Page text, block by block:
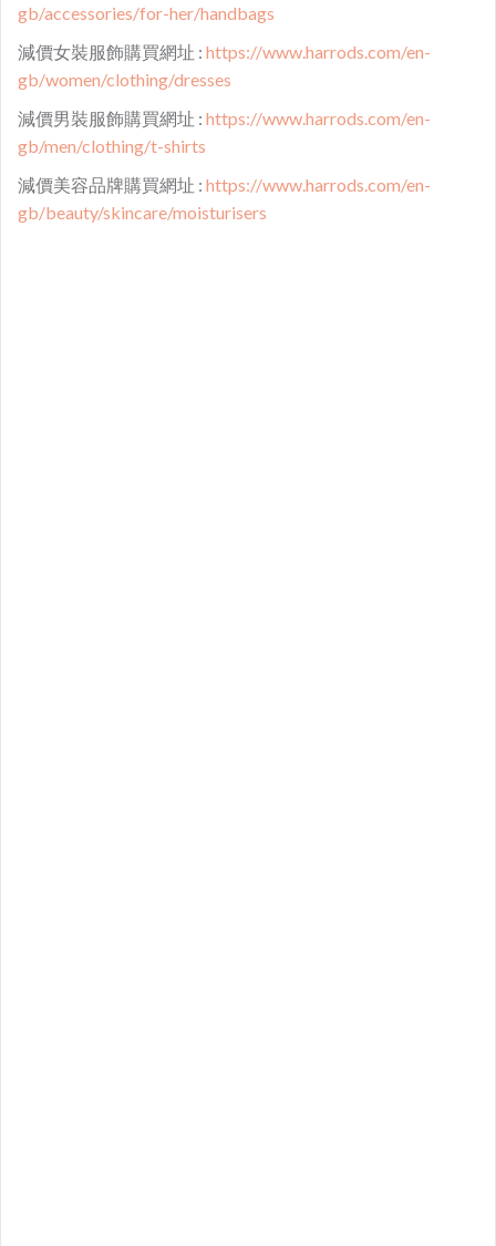
gb/accessories/for-her/handbags
減價女裝服飾購買網址 : https://www.harrods.com/en-
gb/women/clothing/dresses
減價男裝服飾購買網址 : https://www.harrods.com/en-
gb/men/clothing/t-shirts
減價美容品牌購買網址 : https://www.harrods.com/en-
gb/beauty/skincare/moisturisers